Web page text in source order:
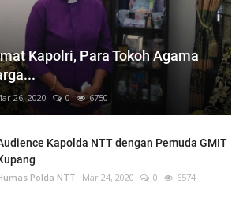
Kapolri, Para Tokoh Agama
26, 2020 0 6750
Kapolda NTT dengan Pemuda GMIT
Polda NTT Mar 24, 2020 0 6574